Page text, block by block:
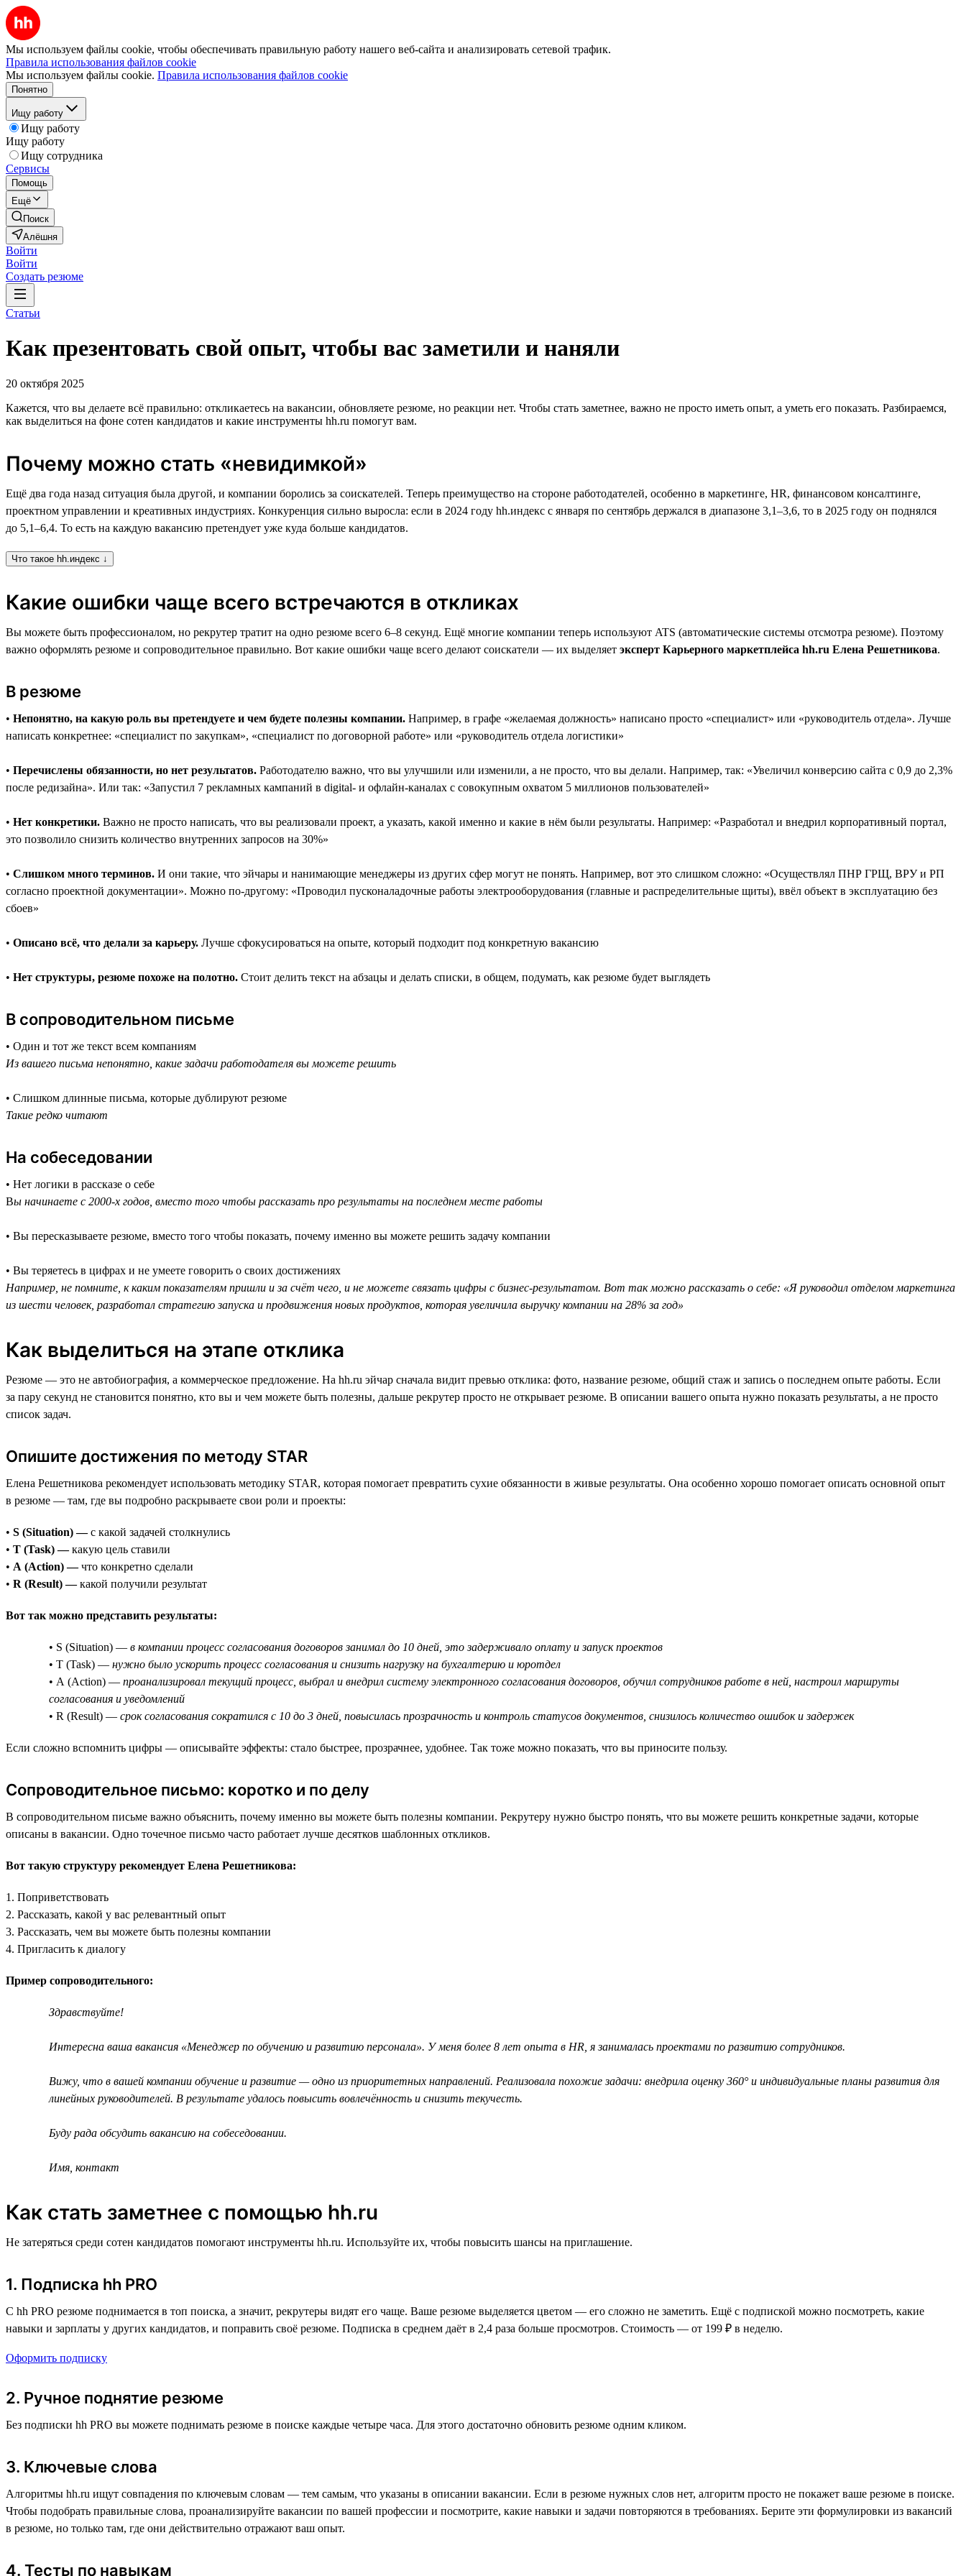
Мы используем файлы cookie, чтобы обеспечивать правильную работу нашего веб-сайта и анализировать сетевой трафик.
Правила использования файлов cookie
Мы используем файлы cookie. Правила использования файлов cookie
Понятно
Ищу работу
Ищу работу
Ищу работу
Ищу сотрудника
Сервисы
Помощь
Ещё
Поиск
Алёшня
Войти
Войти
Создать резюме
Статьи
Как презентовать свой опыт, чтобы вас заметили и наняли
20 октября 2025
Кажется, что вы делаете всё правильно: откликаетесь на вакансии, обновляете резюме, но реакции нет. Чтобы стать заметнее, важно не просто иметь опыт, а уметь его показать. Разбираемся,
как выделиться на фоне сотен кандидатов и какие инструменты hh.ru помогут вам.
Почему можно стать «невидимкой»
Ещё два года назад ситуация была другой, и компании боролись за соискателей. Теперь преимущество на стороне работодателей, особенно в маркетинге, HR, финансовом консалтинге,
проектном управлении и креативных индустриях. Конкуренция сильно выросла: если в 2024 году hh.индекс с января по сентябрь держался в диапазоне 3,1–3,6, то в 2025 году он поднялся
до 5,1–6,4. То есть на каждую вакансию претендует уже куда больше кандидатов.
Что такое hh.индекс ↓
Какие ошибки чаще всего встречаются в откликах
Вы можете быть профессионалом, но рекрутер тратит на одно резюме всего 6–8 секунд. Ещё многие компании теперь используют ATS (автоматические системы отсмотра резюме). Поэтому
важно оформлять резюме и сопроводительное правильно. Вот какие ошибки чаще всего делают соискатели — их выделяет эксперт Карьерного маркетплейса hh.ru Елена Решетникова.
В резюме
• Непонятно, на какую роль вы претендуете и чем будете полезны компании. Например, в графе «желаемая должность» написано просто «специалист» или «руководитель отдела». Лучше
написать конкретнее: «специалист по закупкам», «специалист по договорной работе» или «руководитель отдела логистики»
• Перечислены обязанности, но нет результатов. Работодателю важно, что вы улучшили или изменили, а не просто, что вы делали. Например, так: «Увеличил конверсию сайта с 0,9 до 2,3%
после редизайна». Или так: «Запустил 7 рекламных кампаний в digital- и офлайн-каналах с совокупным охватом 5 миллионов пользователей»
• Нет конкретики. Важно не просто написать, что вы реализовали проект, а указать, какой именно и какие в нём были результаты. Например: «Разработал и внедрил корпоративный портал,
это позволило снизить количество внутренних запросов на 30%»
• Слишком много терминов. И они такие, что эйчары и нанимающие менеджеры из других сфер могут не понять. Например, вот это слишком сложно: «Осуществлял ПНР ГРЩ, ВРУ и РП
согласно проектной документации». Можно по-другому: «Проводил пусконаладочные работы электрооборудования (главные и распределительные щиты), ввёл объект в эксплуатацию без
сбоев»
• Описано всё, что делали за карьеру. Лучше сфокусироваться на опыте, который подходит под конкретную вакансию
• Нет структуры, резюме похоже на полотно. Стоит делить текст на абзацы и делать списки, в общем, подумать, как резюме будет выглядеть
В сопроводительном письме
• Один и тот же текст всем компаниям
Из вашего письма непонятно, какие задачи работодателя вы можете решить
• Слишком длинные письма, которые дублируют резюме
Такие редко читают
На собеседовании
• Нет логики в рассказе о себе
Вы начинаете с 2000-х годов, вместо того чтобы рассказать про результаты на последнем месте работы
• Вы пересказываете резюме, вместо того чтобы показать, почему именно вы можете решить задачу компании
• Вы теряетесь в цифрах и не умеете говорить о своих достижениях
Например, не помните, к каким показателям пришли и за счёт чего, и не можете связать цифры с бизнес-результатом. Вот так можно рассказать о себе: «Я руководил отделом маркетинга
из шести человек, разработал стратегию запуска и продвижения новых продуктов, которая увеличила выручку компании на 28% за год»
Как выделиться на этапе отклика
Резюме — это не автобиография, а коммерческое предложение. На hh.ru эйчар сначала видит превью отклика: фото, название резюме, общий стаж и запись о последнем опыте работы. Если
за пару секунд не становится понятно, кто вы и чем можете быть полезны, дальше рекрутер просто не открывает резюме. В описании вашего опыта нужно показать результаты, а не просто
список задач.
Опишите достижения по методу STAR
Елена Решетникова рекомендует использовать методику STAR, которая помогает превратить сухие обязанности в живые результаты. Она особенно хорошо помогает описать основной опыт
в резюме — там, где вы подробно раскрываете свои роли и проекты:
• S (Situation) —с какой задачей столкнулись
• T (Task) —какую цель ставили
• A (Action) —что конкретно сделали
• R (Result) —какой получили результат
Вот так можно представить результаты:
• S (Situation) — в компании процесс согласования договоров занимал до 10 дней, это задерживало оплату и запуск проектов
• T (Task) — нужно было ускорить процесс согласования и снизить нагрузку на бухгалтерию и юротдел
• A (Action) — проанализировал текущий процесс, выбрал и внедрил систему электронного согласования договоров, обучил сотрудников работе в ней, настроил маршруты
согласования и уведомлений
• R (Result) — срок согласования сократился с 10 до 3 дней, повысилась прозрачность и контроль статусов документов, снизилось количество ошибок и задержек
Если сложно вспомнить цифры — описывайте эффекты: стало быстрее, прозрачнее, удобнее. Так тоже можно показать, что вы приносите пользу.
Сопроводительное письмо: коротко и по делу
В сопроводительном письме важно объяснить, почему именно вы можете быть полезны компании. Рекрутеру нужно быстро понять, что вы можете решить конкретные задачи, которые
описаны в вакансии. Одно точечное письмо часто работает лучше десятков шаблонных откликов.
Вот такую структуру рекомендует Елена Решетникова:
1. Поприветствовать
2. Рассказать, какой у вас релевантный опыт
3. Рассказать, чем вы можете быть полезны компании
4. Пригласить к диалогу
Пример сопроводительного:
Здравствуйте!
Интересна ваша вакансия «Менеджер по обучению и развитию персонала». У меня более 8 лет опыта в HR, я занималась проектами по развитию сотрудников.
Вижу, что в вашей компании обучение и развитие — одно из приоритетных направлений. Реализовала похожие задачи: внедрила оценку 360° и индивидуальные планы развития для
линейных руководителей. В результате удалось повысить вовлечённость и снизить текучесть.
Буду рада обсудить вакансию на собеседовании.
Имя, контакт
Как стать заметнее с помощью hh.ru
Не затеряться среди сотен кандидатов помогают инструменты hh.ru. Используйте их, чтобы повысить шансы на приглашение.
1. Подписка hh PRO
С hh PRO резюме поднимается в топ поиска, а значит, рекрутеры видят его чаще. Ваше резюме выделяется цветом — его сложно не заметить. Ещё с подпиской можно посмотреть, какие
навыки и зарплаты у других кандидатов, и поправить своё резюме. Подписка в среднем даёт в 2,4 раза больше просмотров. Стоимость — от 199 ₽ в неделю.
Оформить подписку
2. Ручное поднятие резюме
Без подписки hh PRO вы можете поднимать резюме в поиске каждые четыре часа. Для этого достаточно обновить резюме одним кликом.
3. Ключевые слова
Алгоритмы hh.ru ищут совпадения по ключевым словам — тем самым, что указаны в описании вакансии. Если в резюме нужных слов нет, алгоритм просто не покажет ваше резюме в поиске.
Чтобы подобрать правильные слова, проанализируйте вакансии по вашей профессии и посмотрите, какие навыки и задачи повторяются в требованиях. Берите эти формулировки из вакансий
в резюме, но только там, где они действительно отражают ваш опыт.
4. Тесты по навыкам